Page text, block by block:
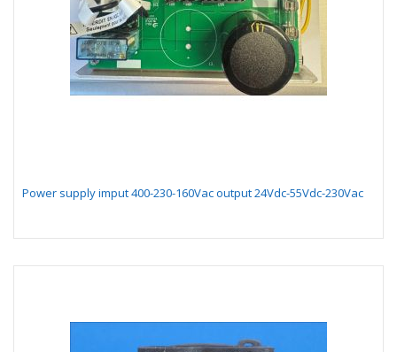
Power supply imput 400-230-160Vac output 24Vdc-55Vdc-230Vac